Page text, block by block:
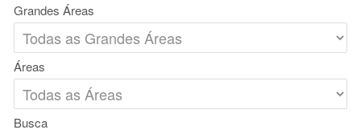
Grandes Áreas
Áreas
Busca